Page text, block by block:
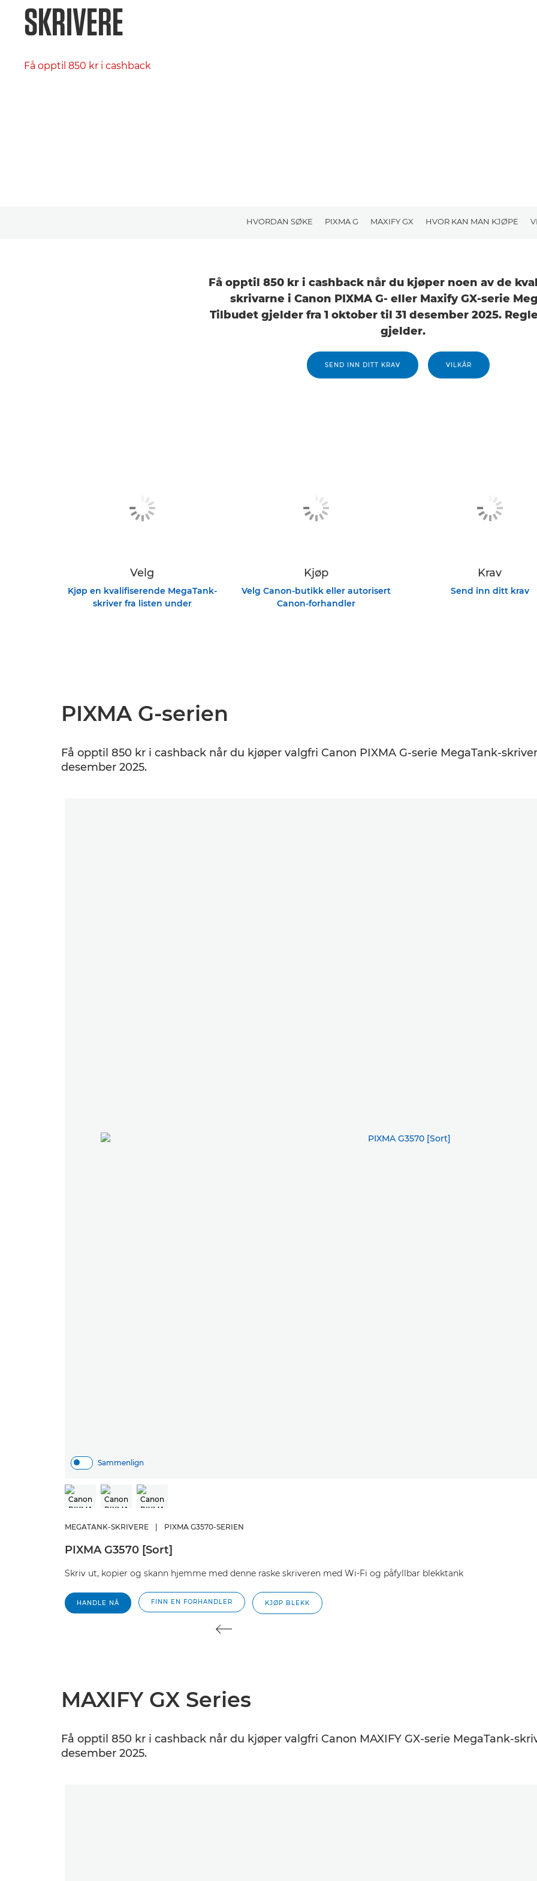
SKRIVERE
Få opptil 850 kr i cashback
HVORDAN SØKE PIXMA G MAXIFY GX HVOR KAN MAN KJØPE
Få opptil 850 kr i cashback når du kjøper noen av de
skrivarne i Canon PIXMA G- eller Maxify GX-serie
Tilbudet gjelder fra 1 oktober til 31 desember 2025.
gjelder.
SEND INN DITT KRAV VILKÅR
Velg
Kjøp en kvalifiserende MegaTank-
skriver fra listen under
Kjøp
Velg Canon-butikk eller autorisert
Canon-forhandler
Krav
Send inn ditt krav
PIXMA G-serien
Få opptil 850 kr i cashback når du kjøper valgfri Canon PIXMA G-serie MegaTank-
desember 2025.
Sammenlign
MEGATANK-SKRIVERE | PIXMA G3570-SERIEN
PIXMA G3570 [Sort]
Skriv ut, kopier og skann hjemme med denne raske skriveren med Wi-Fi og påfyllbar blekktank
HANDLE NÅ FINN EN FORHANDLER KJØP BLEKK
MAXIFY GX Series
Få opptil 850 kr i cashback når du kjøper valgfri Canon MAXIFY GX-serie MegaTank-
desember 2025.